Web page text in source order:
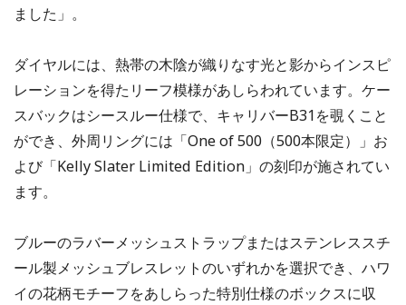
ました」。
ダイヤルには、熱帯の木陰が織りなす光と影からインスピ
レーションを得たリーフ模様があしらわれています。ケー
スバックはシースルー仕様で、キャリバーB31を覗くこと
ができ、外周リングには「One of 500（500本限定）」お
よび「Kelly Slater Limited Edition」の刻印が施されてい
ます。
ブルーのラバーメッシュストラップまたはステンレススチ
ール製メッシュブレスレットのいずれかを選択でき、ハワ
イの花柄モチーフをあしらった特別仕様のボックスに収